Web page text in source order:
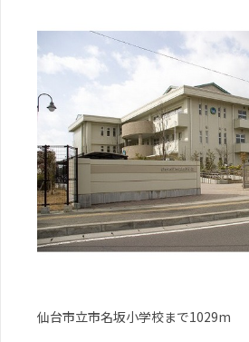
仙台市立市名坂小学校まで1029m